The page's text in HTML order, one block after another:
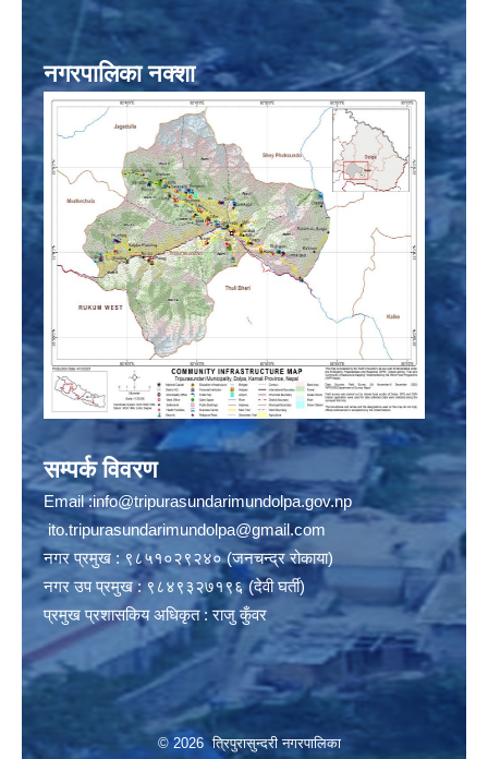
नगरपालिका नक्शा
सम्पर्क विवरण
Email :info@tripurasundarimundolpa.gov.np
ito.tripurasundarimundolpa@gmail.com
नगर प्रमुख : ९८५१०२९२४० (जनचन्द्र रोकाया)
नगर उप प्रमुख : ९८४९३२७१९६ (देवी घर्ती)
प्रमुख प्रशासकिय अधिकृत : राजु कुँवर
© 2026 त्रिपुरासुन्दरी नगरपालिका